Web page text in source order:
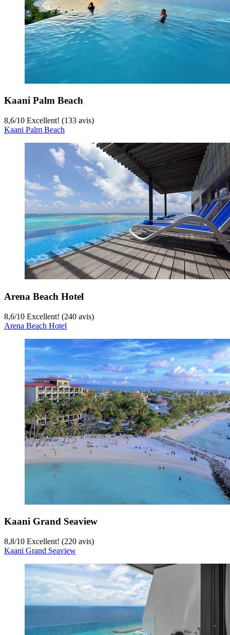
Kaani Palm Beach
8,6/10 Excellent! (133 avis)
Kaani Palm Beach
Arena Beach Hotel
8,6/10 Excellent! (240 avis)
Arena Beach Hotel
Kaani Grand Seaview
8,8/10 Excellent! (220 avis)
Kaani Grand Seaview